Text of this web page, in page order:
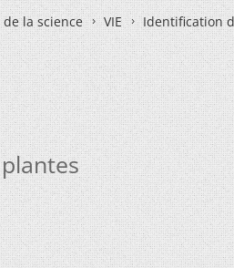
la science VIE Identification